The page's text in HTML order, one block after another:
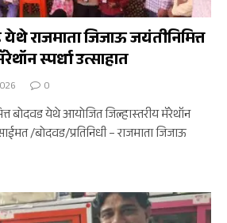
राजमाता जिजाऊ जयंतीनिमित्त
स्पर्धा उत्साहात
0
बोदवड येथे आयोजित जिल्हास्तरीय मॅरेथॉन
/बोदवड/प्रतिनिधी – राजमाता जिजाऊ